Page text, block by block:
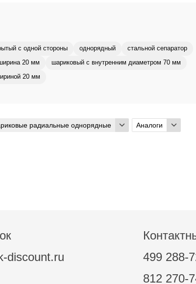
с одной стороны однорядный стальной сепаратор
20 мм шариковый с внутренним диаметром 70 мм
20 мм
радиальные однорядные Аналоги
discount.ru
499 288-
812 270-